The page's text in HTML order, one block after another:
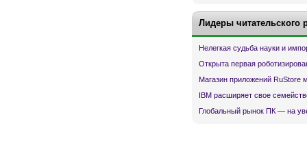
Лидеры читательского
Нелегкая судьба науки и
Открыта первая
Магазин приложений RuStore
IBM расширяет свое
Глобальный рынок ПК — на